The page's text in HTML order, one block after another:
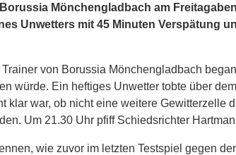
Mönchengladbach am
Unwetters mit 45 Minuten Verspätung
von Borussia Mönchengladbach
würde. Ein heftiges Unwetter tobte über
klar war, ob nicht eine weitere Gewitterzelle
Um 21.30 Uhr pfiff Schiedsrichter
wie zuvor im letzten Testspiel gegen